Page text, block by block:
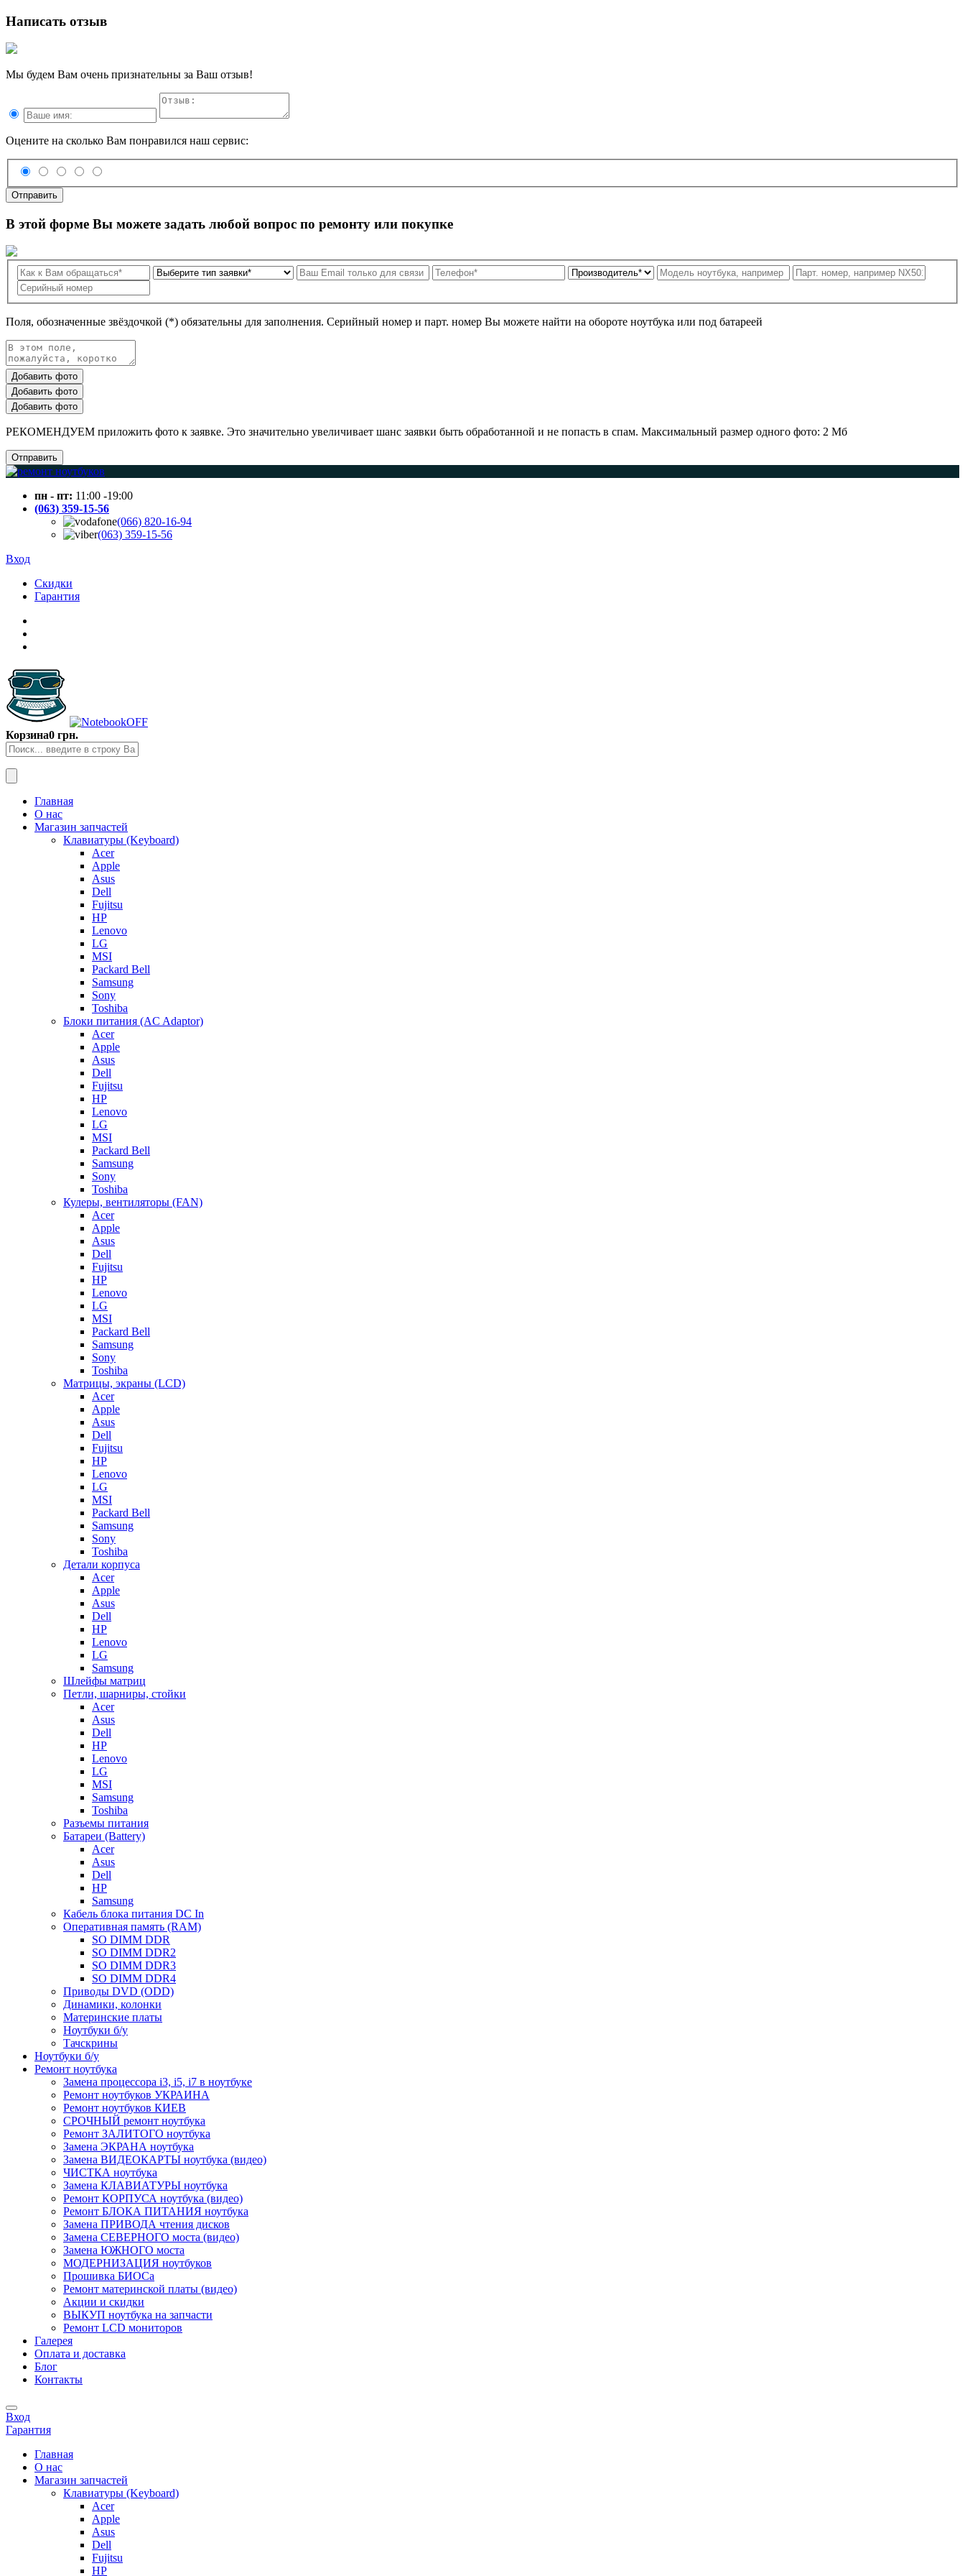
Написать отзыв
Мы будем Вам очень признательны за Ваш отзыв!
Оцените на сколько Вам понравился наш сервис:
Отправить
В этой форме Вы можете задать любой вопрос по ремонту или покупке
Поля, обозначенные звёздочкой (*) обязательны для заполнения. Серийный номер и парт. номер Вы можете найти на обороте ноутбука или под батареей
Добавить фото
Добавить фото
Добавить фото
РЕКОМЕНДУЕМ приложить фото к заявке. Это значительно увеличивает шанс заявки быть обработанной и не попасть в спам. Максимальный размер одного фото: 2 Мб
Отправить
пн - пт: 11:00 -19:00
(063) 359-15-56
(066) 820-16-94
(063) 359-15-56
Вход
Скидки
Гарантия
Корзина0 грн.
Главная
О нас
Магазин запчастей
Клавиатуры (Keyboard)
Acer
Apple
Asus
Dell
Fujitsu
HP
Lenovo
LG
MSI
Packard Bell
Samsung
Sony
Toshiba
Блоки питания (AC Adaptor)
Acer
Apple
Asus
Dell
Fujitsu
HP
Lenovo
LG
MSI
Packard Bell
Samsung
Sony
Toshiba
Кулеры, вентиляторы (FAN)
Acer
Apple
Asus
Dell
Fujitsu
HP
Lenovo
LG
MSI
Packard Bell
Samsung
Sony
Toshiba
Матрицы, экраны (LCD)
Acer
Apple
Asus
Dell
Fujitsu
HP
Lenovo
LG
MSI
Packard Bell
Samsung
Sony
Toshiba
Детали корпуса
Acer
Apple
Asus
Dell
HP
Lenovo
LG
Samsung
Шлейфы матриц
Петли, шарниры, стойки
Acer
Asus
Dell
HP
Lenovo
LG
MSI
Samsung
Toshiba
Разъемы питания
Батареи (Battery)
Acer
Asus
Dell
HP
Samsung
Кабель блока питания DC In
Оперативная память (RAM)
SO DIMM DDR
SO DIMM DDR2
SO DIMM DDR3
SO DIMM DDR4
Приводы DVD (ODD)
Динамики, колонки
Материнские платы
Ноутбуки б/у
Тачскрины
Ноутбуки б/у
Ремонт ноутбука
Замена процессора i3, i5, i7 в ноутбуке
Ремонт ноутбуков УКРАИНА
Ремонт ноутбуков КИЕВ
СРОЧНЫЙ ремонт ноутбука
Ремонт ЗАЛИТОГО ноутбука
Замена ЭКРАНА ноутбука
Замена ВИДЕОКАРТЫ ноутбука (видео)
ЧИСТКА ноутбука
Замена КЛАВИАТУРЫ ноутбука
Ремонт КОРПУСА ноутбука (видео)
Ремонт БЛОКА ПИТАНИЯ ноутбука
Замена ПРИВОДА чтения дисков
Замена СЕВЕРНОГО моста (видео)
Замена ЮЖНОГО моста
МОДЕРНИЗАЦИЯ ноутбуков
Прошивка БИОСа
Ремонт материнской платы (видео)
Акции и скидки
ВЫКУП ноутбука на запчасти
Ремонт LCD мониторов
Галерея
Оплата и доставка
Блог
Контакты
Вход
Гарантия
Главная
О нас
Магазин запчастей
Клавиатуры (Keyboard)
Acer
Apple
Asus
Dell
Fujitsu
HP